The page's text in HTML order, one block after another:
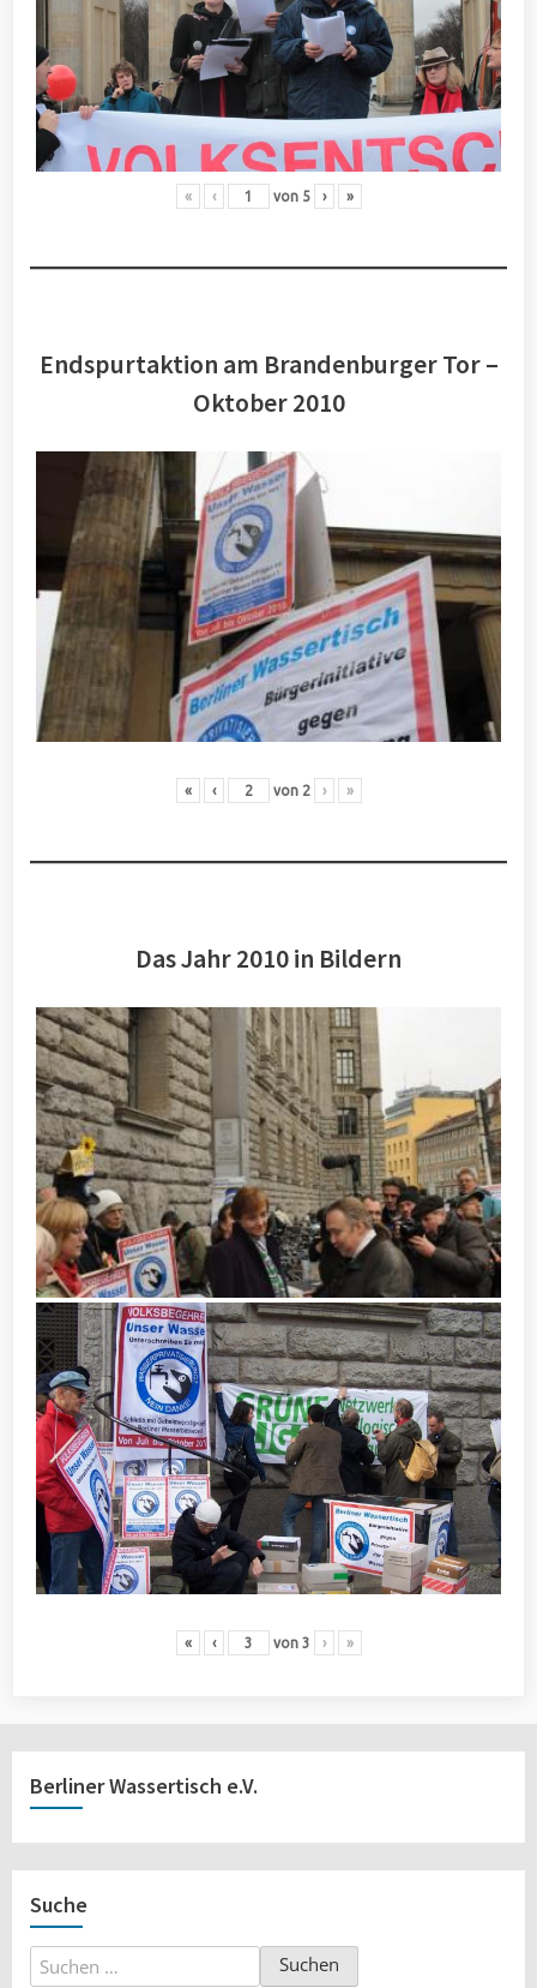
« ‹ von 5 › »
Endspurtaktion am Brandenburger Tor –
Oktober 2010
« ‹ von 2 › »
Das Jahr 2010 in Bildern
« ‹ von 3 › »
Berliner Wassertisch e.V.
Suche
Suchen